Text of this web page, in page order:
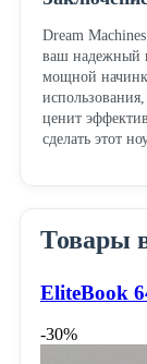
Dream
ваш надежный
мощной
ценит
сделать этот
Товары
EliteBook
-30%